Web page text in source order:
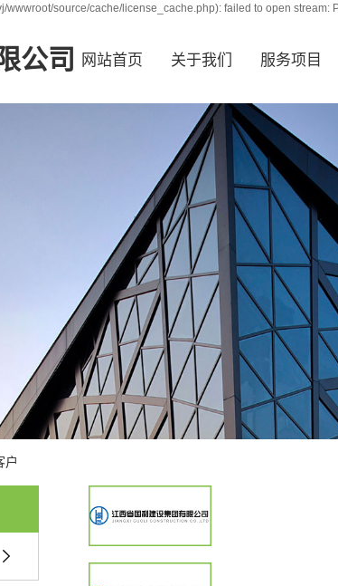
source/cache/license_cache.php): failed to open
公司 网站首页 关于我们 服务项目
户